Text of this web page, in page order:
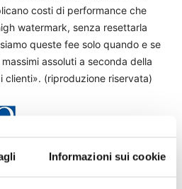
Informazioni sui cookie
costi di performance che
watermark, senza resettarla
queste fee solo quando e se
assoluti a seconda della
(riproduzione riservata)